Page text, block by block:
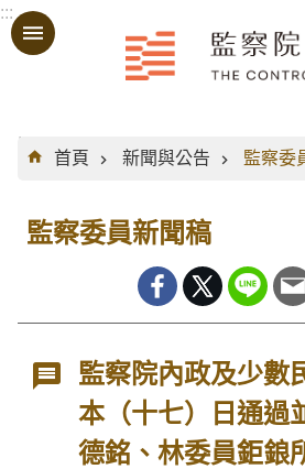
跳到主要內容區塊
:::
:::
首頁
新聞與公告 監察委
監察委員新聞稿
監察院內政及少數
本（十七）日通過
德銘、林委員鉅鋃